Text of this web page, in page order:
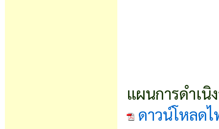
แผนการดำเ
ดาวน์โหลด